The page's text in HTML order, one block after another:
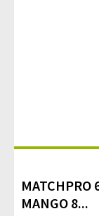
MATCHPRO
MANGO 8...